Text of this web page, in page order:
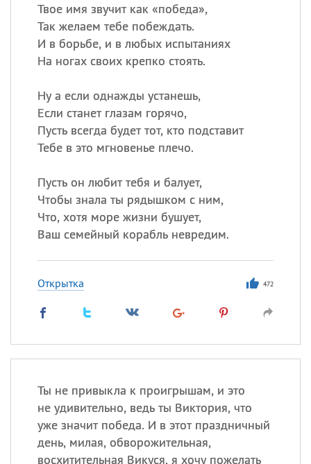
Твое имя звучит как «победа»,
Так желаем тебе побеждать.
И в борьбе, и в любых испытаниях
На ногах своих крепко стоять.
Ну а если однажды устанешь,
Если станет глазам горячо,
Пусть всегда будет тот, кто подставит
Тебе в это мгновенье плечо.
Пусть он любит тебя и балует,
Чтобы знала ты рядышком с ним,
Что, хотя море жизни бушует,
Ваш семейный корабль невредим.
Открытка 472
Ты не привыкла к проигрышам, и это
не удивительно, ведь ты Виктория, что
уже значит победа. И в этот праздничный
день, милая, обворожительная,
восхитительная Викуся, я хочу пожелать